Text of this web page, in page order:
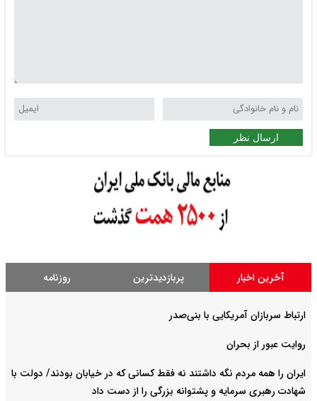
ارسال نظر
آخرین اخبار پربازدیدترین روزنامه
ارتباط سربازان آمریکایی با بنی‌صدر
روایت عبور از بحران
ایران را همه مردم نگه داشتند نه فقط کسانی که در خیابان بودند/ دولت با
شهادت رهبری سرمایه و پشتوانه بزرگی را از دست داد